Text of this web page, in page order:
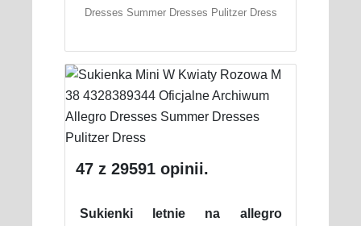
Dresses Summer Dresses Pulitzer Dress
47 z 29591 opinii.
Sukienki letnie na allegro